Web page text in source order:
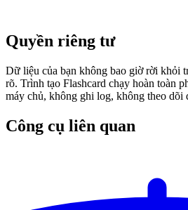
Quyền riêng tư
Dữ liệu của bạn không bao giờ rời khỏi
rõ. Trình tạo Flashcard chạy hoàn toàn
máy chủ, không ghi log, không theo dõi
Công cụ liên quan